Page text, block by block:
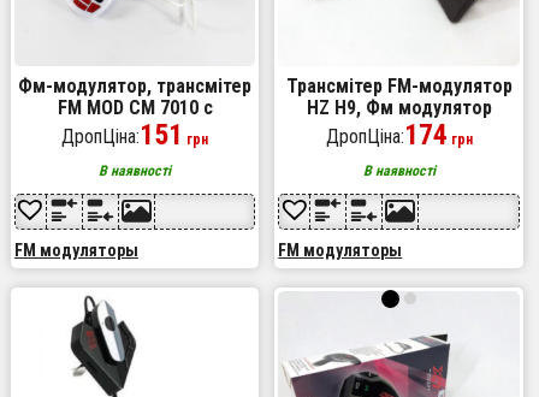
Фм-модулятор, трансмітер
FM MOD CM 7010 c
зарядкою для телефону,
Фм модулятор блютуз в
машину
ДропЦіна:151 грн
В наявності
FM модуляторы
Трансмітер FM-модулятор
HZ H9, Фм модулятор
блютуз в машину,
Автомобільний плеєр
ДропЦіна:174 грн
В наявності
FM модуляторы